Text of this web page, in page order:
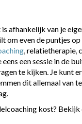
afhankelijk van je
om even de puntjes
, relatietherapie,
een sessie in de
te kijken. Je kunt
dit allemaal van
kost? Bekijk